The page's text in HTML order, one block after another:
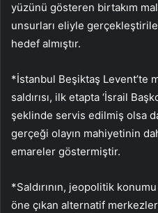
yüzünü gösteren birtakım
unsurları eliyle
hedef almıştır.
*İstanbul Beşiktaş Levent’te
saldırısı, ilk etapta ‘İsrail
şeklinde servis edilmiş olsa
gerçeği olayın mahiyetinin
emareler göstermiştir.
*Saldırının, jeopolitik
öne çıkan alternatif